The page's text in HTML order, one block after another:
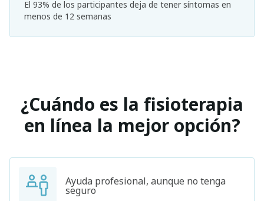
El 93% de los participantes deja de tener síntomas en
menos de 12 semanas
¿Cuándo es la fisioterapia
en línea la mejor opción?
Ayuda profesional, aunque no tenga
seguro